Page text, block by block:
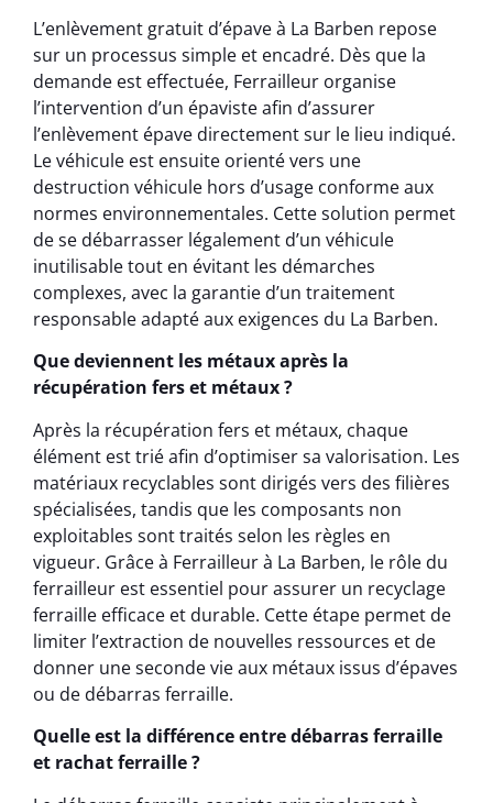
L’enlèvement gratuit d’épave à La Barben repose
sur un processus simple et encadré. Dès que la
demande est effectuée, Ferrailleur organise
l’intervention d’un épaviste afin d’assurer
l’enlèvement épave directement sur le lieu indiqué.
Le véhicule est ensuite orienté vers une
destruction véhicule hors d’usage conforme aux
normes environnementales. Cette solution permet
de se débarrasser légalement d’un véhicule
inutilisable tout en évitant les démarches
complexes, avec la garantie d’un traitement
responsable adapté aux exigences du La Barben.
Que deviennent les métaux après la
récupération fers et métaux ?
Après la récupération fers et métaux, chaque
élément est trié afin d’optimiser sa valorisation. Les
matériaux recyclables sont dirigés vers des filières
spécialisées, tandis que les composants non
exploitables sont traités selon les règles en
vigueur. Grâce à Ferrailleur à La Barben, le rôle du
ferrailleur est essentiel pour assurer un recyclage
ferraille efficace et durable. Cette étape permet de
limiter l’extraction de nouvelles ressources et de
donner une seconde vie aux métaux issus d’épaves
ou de débarras ferraille.
Quelle est la différence entre débarras ferraille
et rachat ferraille ?